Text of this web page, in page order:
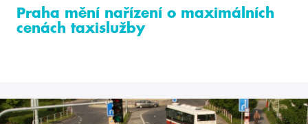
Praha mění nařízení o maximálních
cenách taxislužby